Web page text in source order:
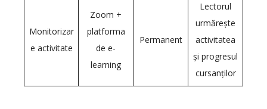
Monitorizar
e activitate
Zoom +
platforma
de e-
learning
Permanent
Lectorul
urmărește
activitatea
și progresul
cursanților